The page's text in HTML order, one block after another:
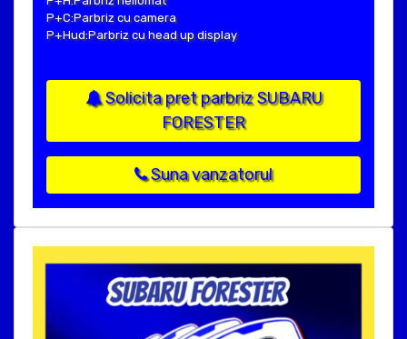
P+C:Parbriz cu camera
P+Hud:Parbriz cu head up display
Solicita pret parbriz SUBARU
FORESTER
Suna vanzatorul